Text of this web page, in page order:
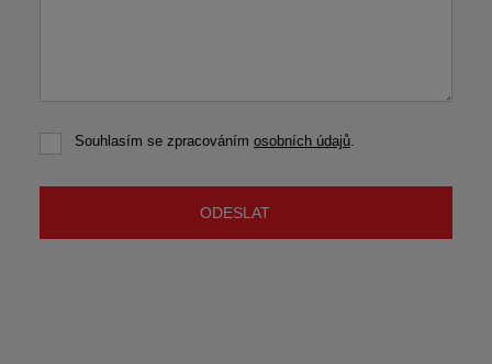
SouhlasímSouhlasím se zpracováním osobních údajů
ODESLAT